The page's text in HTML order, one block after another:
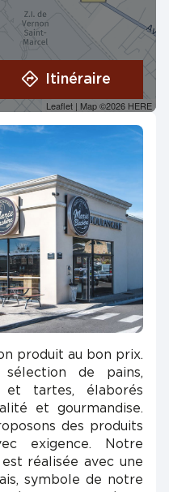
Leaflet | Map ©2026 HERE
Itinéraire
produit au bon prix.
de pains,
et tartes, élaborés
et gourmandise.
des produits
exigence. Notre
réalisée avec une
symbole de notre